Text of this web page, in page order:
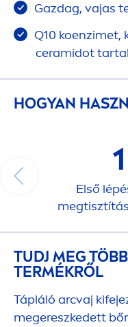
Gazdag, vajas
Q10 koenzimet,
ceramidot
HOGYAN
1
Első
TUDJ MEG
TERMÉKRŐL
Tápláló arcvaj
megereszkedett